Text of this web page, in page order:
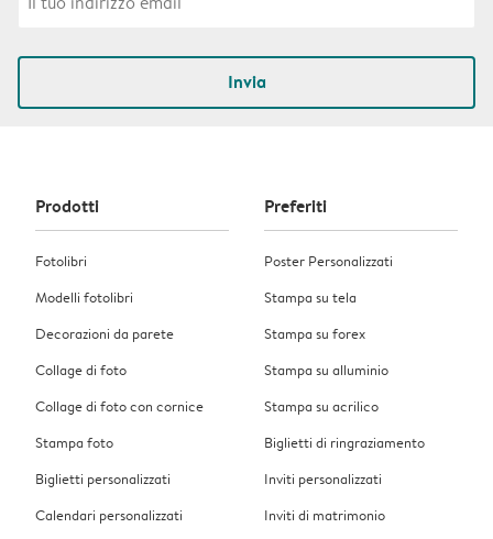
Invia
Prodotti
Fotolibri
Modelli fotolibri
Decorazioni da parete
Collage di foto
Collage di foto con cornice
Stampa foto
Biglietti personalizzati
Calendari personalizzati
Preferiti
Poster Personalizzati
Stampa su tela
Stampa su forex
Stampa su alluminio
Stampa su acrilico
Biglietti di ringraziamento
Inviti personalizzati
Inviti di matrimonio